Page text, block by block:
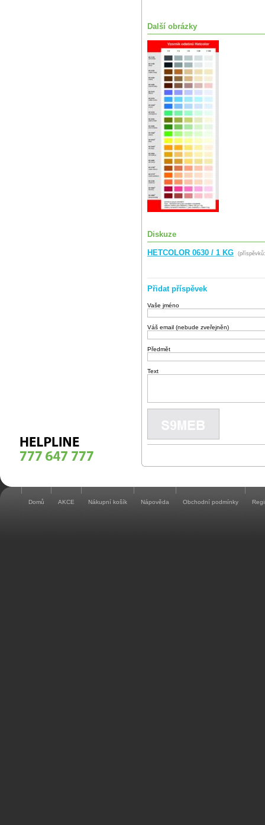
Další obrázky
Diskuze
HETCOLOR 0630 / 1 KG
Přidat příspěvek
Vaše jméno
Váš email (nebude zveřejněn)
Předmět
Text
Domů AKCE Nákupní košík Nápověda Obchodní podmínky